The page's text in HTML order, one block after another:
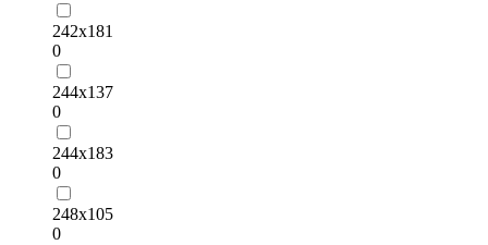
242х181
0
244х137
0
244х183
0
248х105
0